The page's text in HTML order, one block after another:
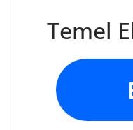
Temel